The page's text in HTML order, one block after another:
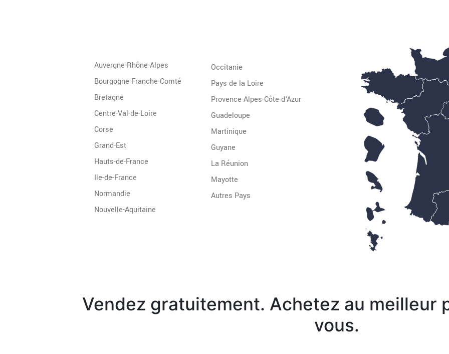
Auvergne-Rhône-Alpes
Bourgogne-Franche-Comté
Bretagne
Centre-Val-de-Loire
Corse
Grand-Est
Hauts-de-France
Ile-de-France
Normandie
Nouvelle-Aquitaine
Occitanie
Pays de la Loire
Provence-Alpes-Côte-d'Azur
Guadeloupe
Martinique
Guyane
La Réunion
Mayotte
Autres Pays
Vendez gratuitement. Achetez au meilleur
vous.